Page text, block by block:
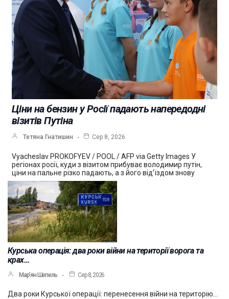
Ціни на бензин у Росії падають напередодні
візитів Путіна
Тетяна Гнатишин Сер 8, 2026
Vyacheslav PROKOFYEV / POOL / AFP via Getty Images У
регіонах росії, куди з візитом прибуває володимир путін,
ціни на пальне різко падають, а з його від’їздом знову
Курська операція: два роки війни на території ворога та
крах…
Мар’ян Шепель Сер 8, 2026
Два роки Курської операції: перенесення війни на територію…